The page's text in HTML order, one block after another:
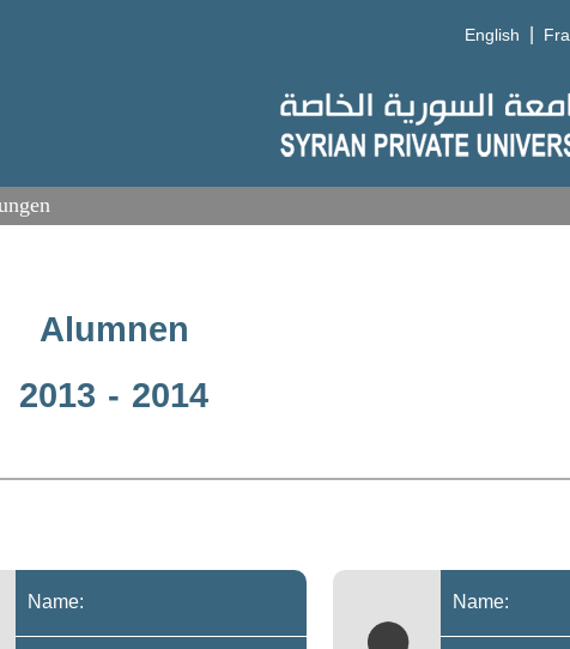
English |
Alumnen
2013 - 2014
Name:
Name: